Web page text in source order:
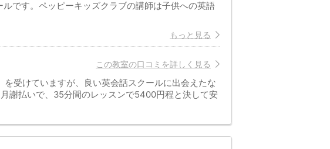
です。ペッピーキッズクラブの講師は子供への英語
もっと見る
この教室の口コミを詳しく見る
受けていますが、良い英会話スクールに出会えたな
謝払いで、35分間のレッスンで5400円程と決して安